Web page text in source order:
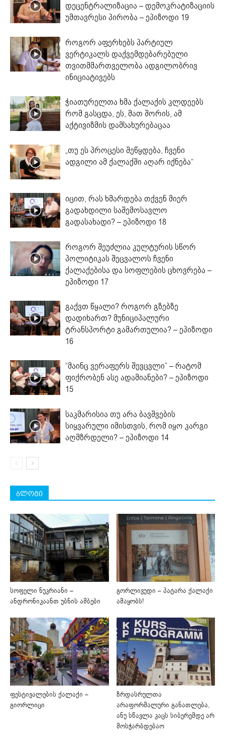
დეცენტრალიზაცია – დემოკრატიზაციის
უმთავრესი პირობა – ეპიზოდი 19
როგორ აფერხებს პარტიულ
ვერტიკალს დაქვემდებარებული
თვითმმართველობა ადგილობრივ
ინიციატივებს
ჭიათურელთა ხმა ქალაქის კლდეებს
რომ გასცდა, ეს, მათ შორის, ამ
აქტივიზმის დამსახურებაცაა
„თუ ეს პროცესი შეწყდება, ჩვენი
ადგილი ამ ქალაქში აღარ იქნება“
იცით, რას ხმარდება თქვენ მიერ
გადახდილი საშემოსავლო
გადასახადი? – ეპიზოდი 18
როგორ შეუძლია კულტურის სწორ
პოლიტიკას შეცვალოს ჩვენი
ქალაქებისა და სოფლების ცხოვრება –
ეპიზოდი 17
გაქვთ წყალი? როგორ გზებზე
დადიხართ? მუნიციპალური
ტრანსპორტი გამართულია? – ეპიზოდი
16
“მაინც ვერაფერს შევცვლი” – რატომ
ფიქრობენ ასე ადამიანები? – ეპიზოდი
15
საკმარისია თუ არა ბავშვების
სიყვარული იმისთვის, რომ იყო კარგი
აღმზრდელი? – ეპიზოდი 14
ბლოგი
სოფელი ნუკრიანი –
ანდრონიკაანთ უბნის ამბები
გორლივუდი – პატარა ქალაქი
ამაყობს!
ფესტივალების ქალაქი –
გიორლიცი
ზრდასრულთა
არაფორმალური განათლება,
ანუ სწავლა კაცს სიბერემდე არ
მოსჭარბდებაო